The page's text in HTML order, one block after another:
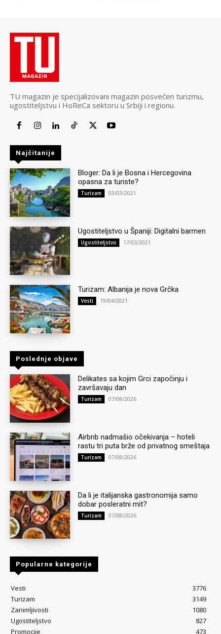
TU magazin je specijalizovani magazin posvećen turizmu,
ugostiteljstvu i HoReCa sektoru u Srbiji i regionu.
Najčitanije
Bloger: Da li je Bosna i Hercegovina
opasna za turiste?
Turizam 03/03/2021
Ugostiteljstvo u Španiji: Digitalni barmen
Ugostiteljstvo 17/03/2021
Turizam: Albanija je nova Grčka
Vesti 19/04/2021
Poslednje objave
Delikates sa kojim Grci započinju i
završavaju dan
Turizam 07/08/2026
Airbnb nadmašio očekivanja – hoteli
rastu tri puta brže od privatnog smeštaja
Turizam 07/08/2026
Da li je italijanska gastronomija samo
dobar posleratni mit?
Turizam 07/08/2026
Popularne kategorije
Vesti
3776
Turizam
3149
Zanimljivosti
1080
Ugostiteljstvo
827
Promocije
473